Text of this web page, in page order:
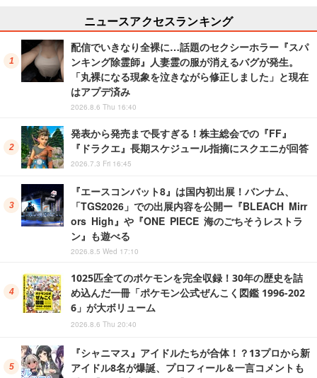
ニュースアクセスランキング
配信でいきなり全裸に…話題のセクシーホラー『スパ
ンキング除霊師』人妻霊の服が消えるバグが発生。
「丸裸になる現象を泣きながら修正しました」と現在
はアプデ済み
2026.8.6 Thu 16:40
発表から発売まで長すぎる！株主総会での『FF』
『ドラクエ』長期スケジュール指摘にスクエニが回答
2026.7.3 Fri 16:45
『エースコンバット8』は国内初出展！バンナム、
「TGS2026」での出展内容を公開ー『BLEACH Mirr
ors High』や『ONE PIECE 海のごちそうレストラ
ン』も遊べる
2026.8.5 Wed 17:10
1025匹全てのポケモンを完全収録！30年の歴史を詰
め込んだ一冊「ポケモン公式ぜんこく図鑑 1996-202
6」が大ボリューム
2026.8.6 Thu 20:40
『シャニマス』アイドルたちが合体！？13プロから新
アイドル8名が爆誕、プロフィール＆一言コメントも